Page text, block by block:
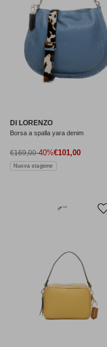
DI LORENZO
Borsa a spalla yara denim
Prezzo di
€101,00
Prezzo normale
€169,00-40%
Nuova stagione